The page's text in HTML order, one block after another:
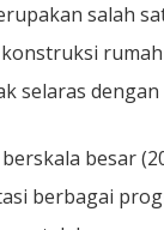
salah
selaras
besar
berbagai